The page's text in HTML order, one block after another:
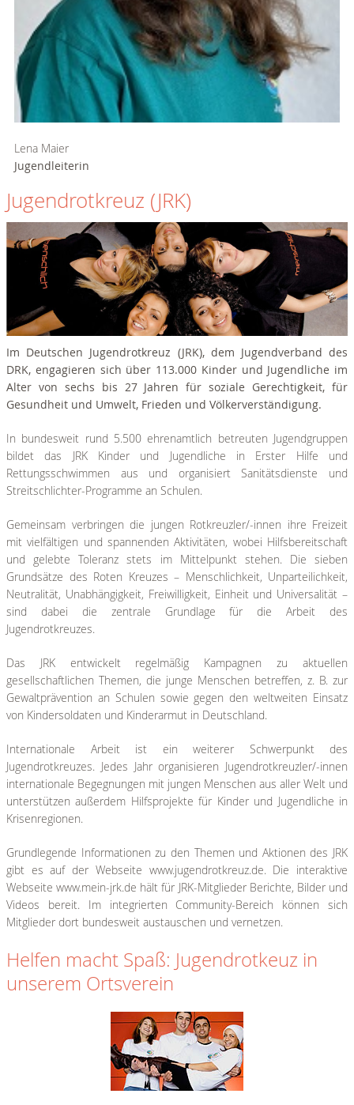
Lena Maier
Jugendleiterin
Jugendrotkreuz (JRK)
Im Deutschen Jugendrotkreuz (JRK), dem Jugendverband des
DRK, engagieren sich über 113.000 Kinder und Jugendliche im
Alter von sechs bis 27 Jahren für soziale Gerechtigkeit, für
Gesundheit und Umwelt, Frieden und Völkerverständigung.
In bundesweit rund 5.500 ehrenamtlich betreuten Jugendgruppen
bildet das JRK Kinder und Jugendliche in Erster Hilfe und
Rettungsschwimmen aus und organisiert Sanitätsdienste und
Streitschlichter-Programme an Schulen.
Gemeinsam verbringen die jungen Rotkreuzler/-innen ihre Freizeit
mit vielfältigen und spannenden Aktivitäten, wobei Hilfsbereitschaft
und gelebte Toleranz stets im Mittelpunkt stehen. Die sieben
Grundsätze des Roten Kreuzes – Menschlichkeit, Unparteilichkeit,
Neutralität, Unabhängigkeit, Freiwilligkeit, Einheit und Universalität –
sind dabei die zentrale Grundlage für die Arbeit des
Jugendrotkreuzes.
Das JRK entwickelt regelmäßig Kampagnen zu aktuellen
gesellschaftlichen Themen, die junge Menschen betreffen, z. B. zur
Gewaltprävention an Schulen sowie gegen den weltweiten Einsatz
von Kindersoldaten und Kinderarmut in Deutschland.
Internationale Arbeit ist ein weiterer Schwerpunkt des
Jugendrotkreuzes. Jedes Jahr organisieren Jugendrotkreuzler/-innen
internationale Begegnungen mit jungen Menschen aus aller Welt und
unterstützen außerdem Hilfsprojekte für Kinder und Jugendliche in
Krisenregionen.
Grundlegende Informationen zu den Themen und Aktionen des JRK
gibt es auf der Webseite www.jugendrotkreuz.de. Die interaktive
Webseite www.mein-jrk.de hält für JRK-Mitglieder Berichte, Bilder und
Videos bereit. Im integrierten Community-Bereich können sich
Mitglieder dort bundesweit austauschen und vernetzen.
Helfen macht Spaß: Jugendrotkeuz in
unserem Ortsverein